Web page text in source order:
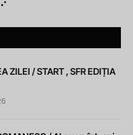
ZILEI / START , SFR EDIȚIA